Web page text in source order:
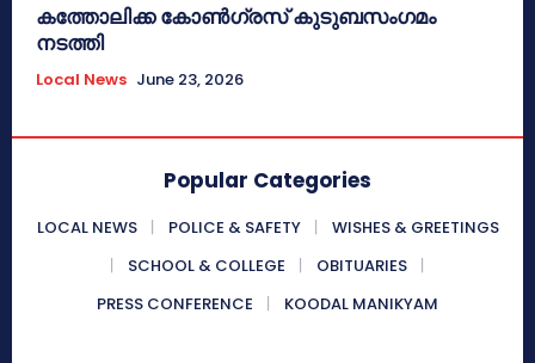
കത്തോലിക്ക കോൺഗ്രസ് കുടുബസംഗമം
നടത്തി
Local News June 23, 2026
Popular Categories
LOCAL NEWS POLICE & SAFETY
WISHES & GREETINGS
SCHOOL & COLLEGE
OBITUARIES
PRESS CONFERENCE
KOODAL MANIKYAM